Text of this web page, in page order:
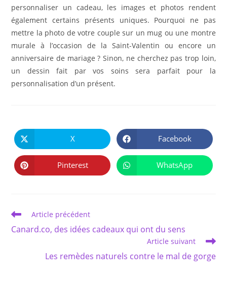
personnaliser un cadeau, les images et photos rendent
également certains présents uniques. Pourquoi ne pas
mettre la photo de votre couple sur un mug ou une montre
murale à l’occasion de la Saint-Valentin ou encore un
anniversaire de mariage ? Sinon, ne cherchez pas trop loin,
un dessin fait par vos soins sera parfait pour la
personnalisation d’un présent.
CE
CONTENU
Ouvrir
dans
une
autre
fenêtre
X Ouvrir
dans
une
autre
fenêtre
Facebook
Ouvrir
dans
Pinterest Ouvrir
dans
WhatsApp
Read
articles
Article précédent
Canard.co, des idées cadeaux qui ont du sens
Article suivant
Les remèdes naturels contre le mal de gorge